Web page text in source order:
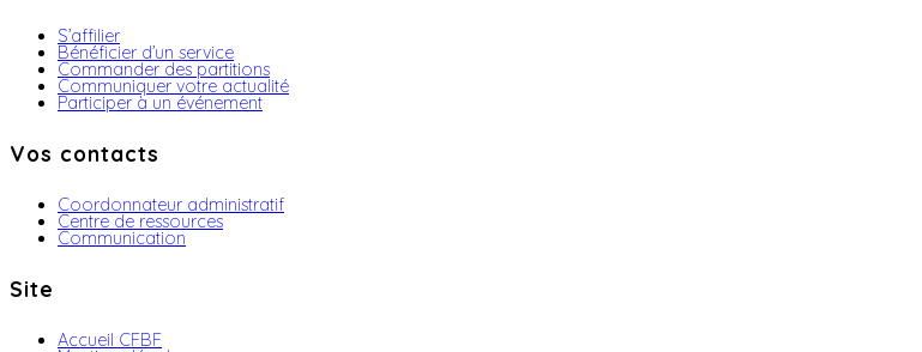
S’affilier
Bénéficier d’un service
Commander des partitions
Communiquer votre actualité
Participer à un événement
Vos contacts
Coordonnateur administratif
Centre de ressources
Communication
Site
Accueil CFBF